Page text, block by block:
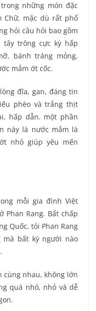
những món đặc
Chữ, mặc dù rất phổ
hỏi câu hỏi bao gồm
trông cực kỳ hấp
bánh tráng mỏng,
mắm ớt cốc.
đĩa, gan, đáng tin
phèo và trắng thịt
hấp dẫn. một phần
này là nước mắm là
nhỏ giúp yêu mến
mỗi gia đình Việt
Phan Rang. Bất chấp
Quốc, tỏi Phan Rang
bất kỳ người nào
cùng nhau, không lớn
quá nhỏ, nhỏ và dễ